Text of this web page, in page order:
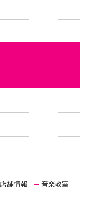
店舗情報
音楽教室